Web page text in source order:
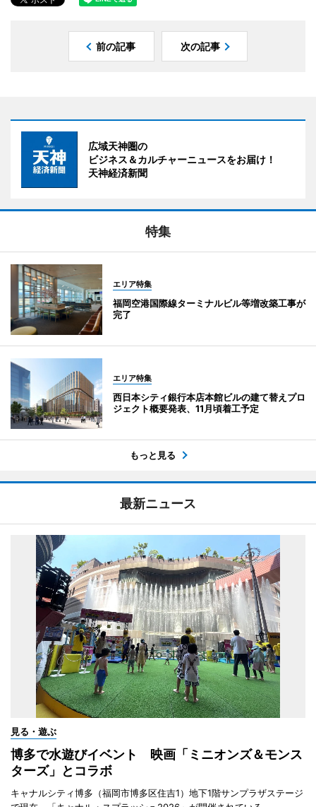
前の記事 次の記事
広域天神圏の
ビジネス＆カルチャーニュースをお届け！
天神経済新聞
特集
エリア特集
福岡空港国際線ターミナルビル等増改築工事が
完了
エリア特集
西日本シティ銀行本店本館ビルの建て替えプロ
ジェクト概要発表、11月頃着工予定
もっと見る
最新ニュース
見る・遊ぶ
博多で水遊びイベント 映画「ミニオンズ＆モンス
ターズ」とコラボ
キャナルシティ博多（福岡市博多区住吉1）地下1階サンプラザステージ